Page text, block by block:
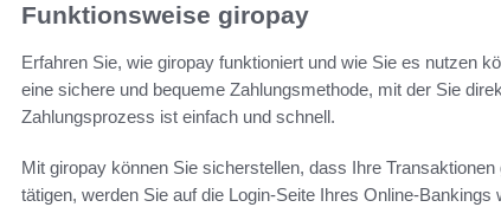
Funktionsweise giropay
Erfahren Sie, wie giropay funktioniert und wie Sie es nutzen
eine sichere und bequeme Zahlungsmethode, mit der Sie
Zahlungsprozess ist einfach und schnell.
Mit giropay können Sie sicherstellen, dass Ihre
tätigen, werden Sie auf die Login-Seite Ihres Online-